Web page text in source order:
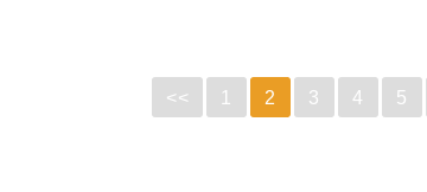
<< 1 2 3 4 5